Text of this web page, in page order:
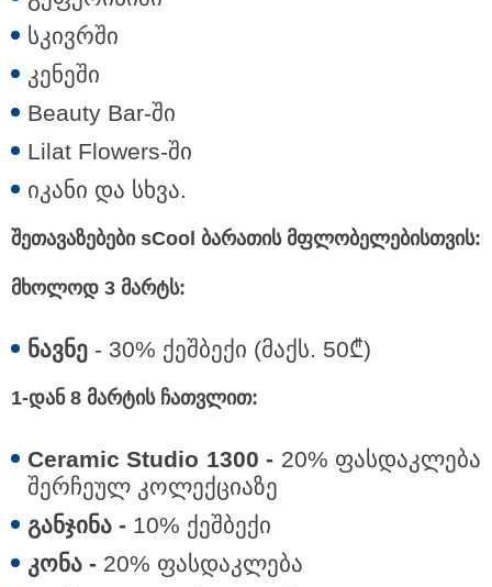
სკივრში
კენეში
Beauty Bar-ში
Lilat Flowers-ში
იკანი და სხვა.
შეთავაზებები sCool ბარათის მფლობელებისთვის:
მხოლოდ 3 მარტს:
ნავნე - 30% ქეშბექი (მაქს. 50₾)
1-დან 8 მარტის ჩათვლით:
Ceramic Studio 1300 - 20% ფასდაკლება
შერჩეულ კოლექციაზე
განჯინა - 10% ქეშბექი
კონა - 20% ფასდაკლება